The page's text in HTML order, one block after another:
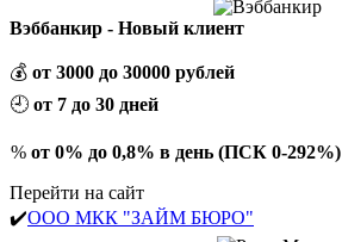
Вэббанкир - Новый клиент
💰 от 3000 до 30000 рублей
🕘 от 7 до 30 дней
% от 0% до 0,8% в день (ПСК 0-292%)
Перейти на сайт
✔️ООО МКК "ЗАЙМ БЮРО"